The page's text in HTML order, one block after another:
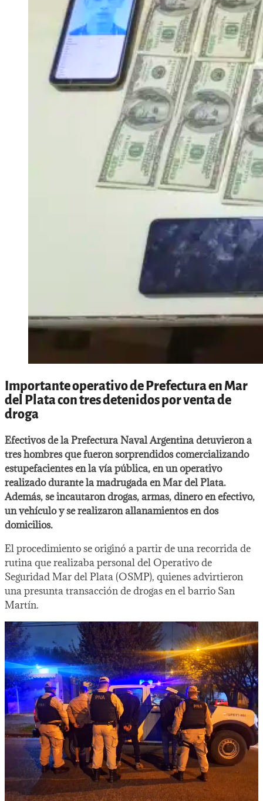
Importante operativo de Prefectura en Mar
del Plata con tres detenidos por venta de
droga
Efectivos de la Prefectura Naval Argentina detuvieron a
tres hombres que fueron sorprendidos comercializando
estupefacientes en la vía pública, en un operativo
realizado durante la madrugada en Mar del Plata.
Además, se incautaron drogas, armas, dinero en efectivo,
un vehículo y se realizaron allanamientos en dos
domicilios.
El procedimiento se originó a partir de una recorrida de
rutina que realizaba personal del Operativo de
Seguridad Mar del Plata (OSMP), quienes advirtieron
una presunta transacción de drogas en el barrio San
Martín.